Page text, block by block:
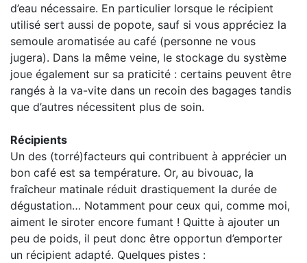
d’eau nécessaire. En particulier lorsque le récipient
utilisé sert aussi de popote, sauf si vous appréciez la
semoule aromatisée au café (personne ne vous
jugera). Dans la même veine, le stockage du système
joue également sur sa praticité : certains peuvent être
rangés à la va-vite dans un recoin des bagages tandis
que d’autres nécessitent plus de soin.
Récipients
Un des (torré)facteurs qui contribuent à apprécier un
bon café est sa température. Or, au bivouac, la
fraîcheur matinale réduit drastiquement la durée de
dégustation… Notamment pour ceux qui, comme moi,
aiment le siroter encore fumant ! Quitte à ajouter un
peu de poids, il peut donc être opportun d’emporter
un récipient adapté. Quelques pistes :